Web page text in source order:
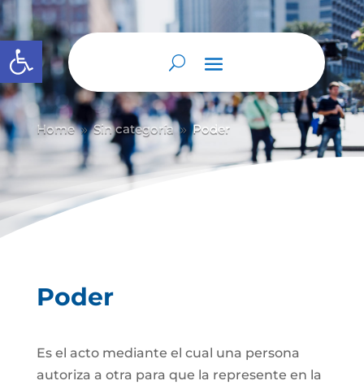
Abrir barra de herramientas
Home 9 Sin categoría 9 Poder
Poder
Es el acto mediante el cual una persona
autoriza a otra para que la represente en la